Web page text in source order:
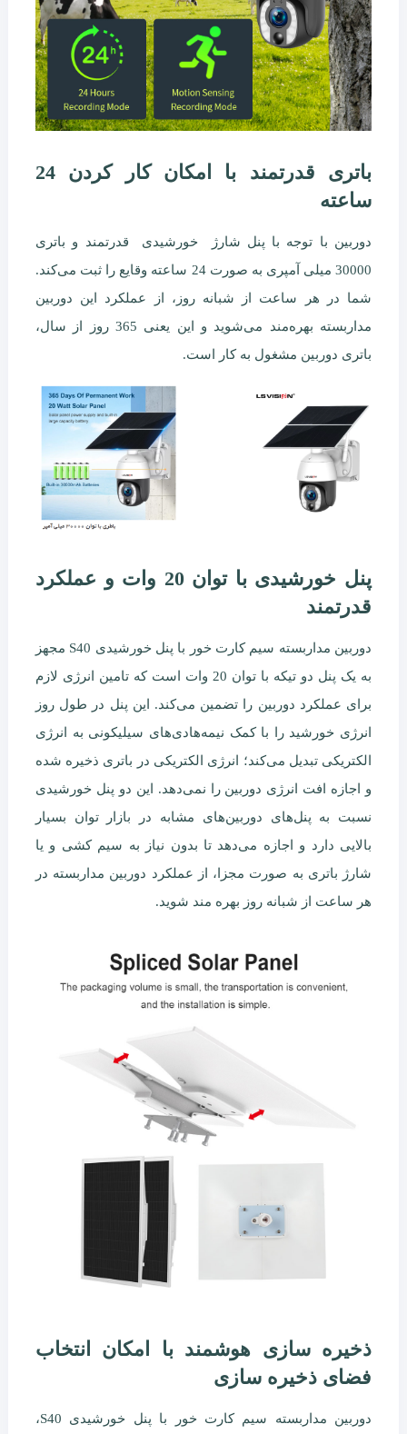
باتری قدرتمند با امکان کار کردن 24
ساعته
دوربین با توجه با پنل شارژ خورشیدی قدرتمند و باتری
30000 میلی آمپری به صورت 24 ساعته وقایع را ثبت می‌کند.
شما در هر ساعت از شبانه روز، از عملکرد این دوربین
مداربسته بهره‌مند می‌شوید و این یعنی 365 روز از سال،
باتری دوربین مشغول به کار است.
پنل خورشیدی با توان 20 وات و عملکرد
قدرتمند
دوربین مداربسته سیم کارت خور با پنل خورشیدی S40 مجهز
به یک پنل دو تیکه با توان 20 وات است که تامین انرژی لازم
برای عملکرد دوربین را تضمین می‌کند. این پنل در طول روز
انرژی خورشید را با کمک نیمه‌هادی‌های سیلیکونی به انرژی
الکتریکی تبدیل می‌کند؛ انرژی الکتریکی در باتری ذخیره شده
و اجازه افت انرژی دوربین را نمی‌دهد. این دو پنل خورشیدی
نسبت به پنل‌های دوربین‌های مشابه در بازار توان بسیار
بالایی دارد و اجازه می‌دهد تا بدون نیاز به سیم کشی و یا
شارژ باتری به صورت مجزا، از عملکرد دوربین مداربسته در
هر ساعت از شبانه روز بهره مند شوید.
ذخیره سازی هوشمند با امکان انتخاب
فضای ذخیره سازی
دوربین مداربسته سیم کارت خور با پنل خورشیدی S40،